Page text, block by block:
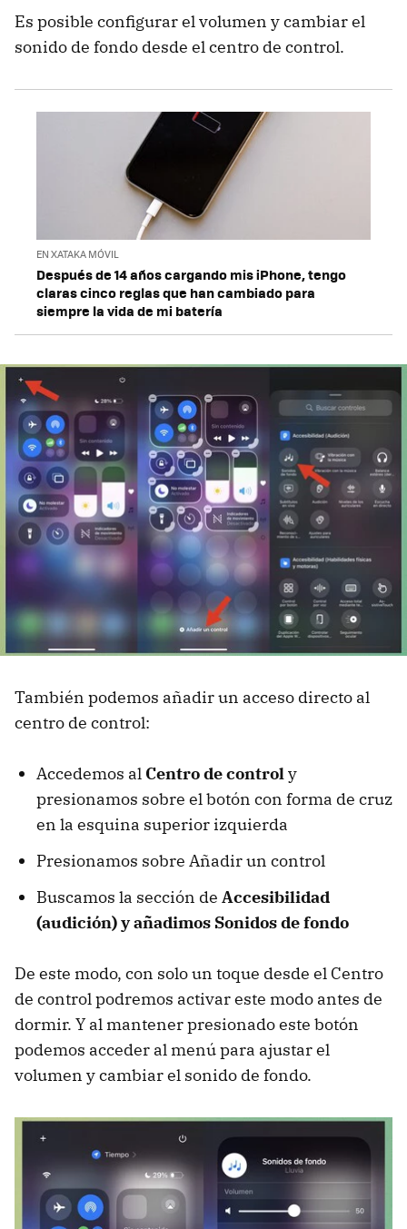
Es posible configurar el volumen y cambiar el
sonido de fondo desde el centro de control.
EN XATAKA MÓVIL
Después de 14 años cargando mis iPhone, tengo
claras cinco reglas que han cambiado para
siempre la vida de mi batería
También podemos añadir un acceso directo al
centro de control:
Accedemos al Centro de controly
presionamos sobre el botón con forma de cruz
en la esquina superior izquierda
Presionamos sobre Añadir un control
Buscamos la sección de Accesibilidad
(audición) y añadimos Sonidos de fondo
De este modo, con solo un toque desde el Centro
de control podremos activar este modo antes de
dormir. Y al mantener presionado este botón
podemos acceder al menú para ajustar el
volumen y cambiar el sonido de fondo.